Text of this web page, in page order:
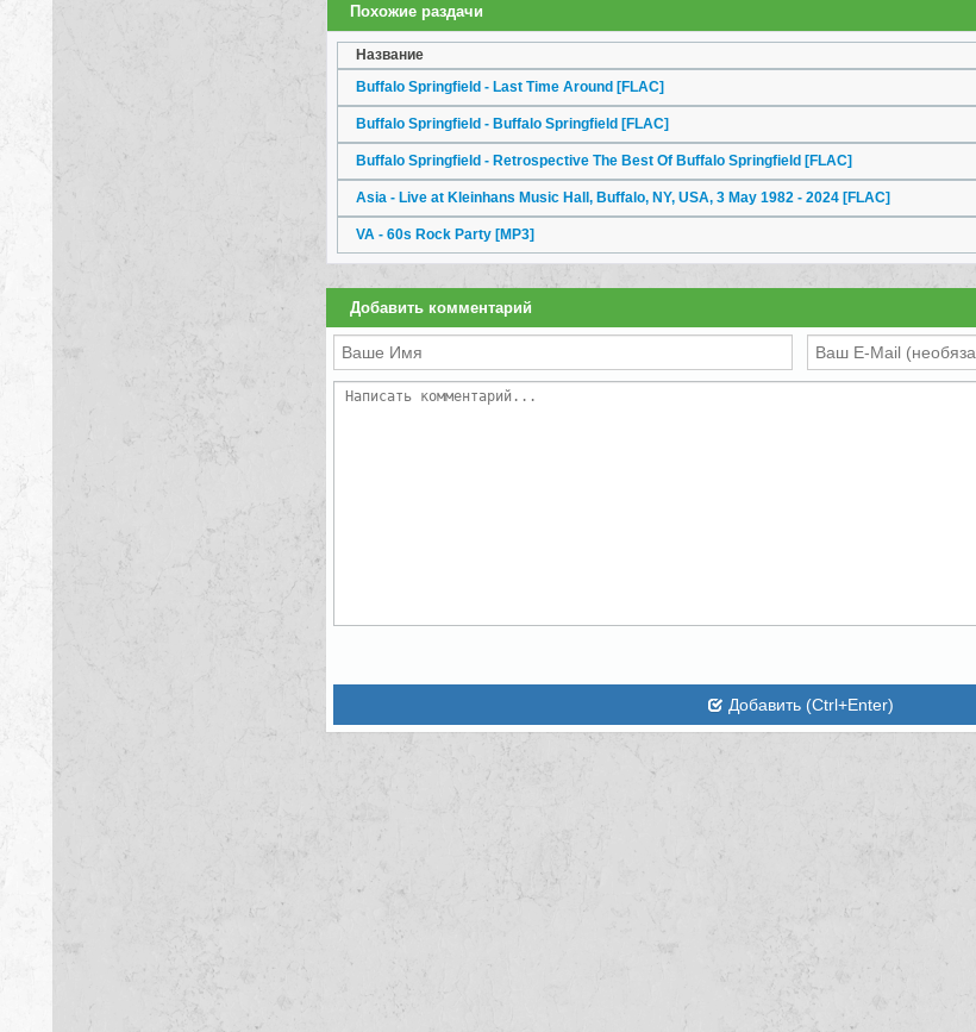
Похожие раздачи
Название
Buffalo Springfield - Last Time Around [FLAC]
Buffalo Springfield - Buffalo Springfield [FLAC]
Buffalo Springfield - Retrospective The Best Of Buffalo Springfield [FLAC]
Asia - Live at Kleinhans Music Hall, Buffalo, NY, USA, 3 May 1982 - 2024 [FLAC]
VA - 60s Rock Party [MP3]
Добавить комментарий
Добавить (Ctrl+Enter)